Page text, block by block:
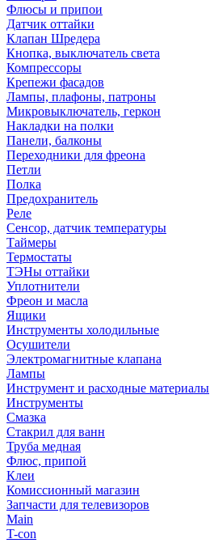
Флюсы и припои
Датчик оттайки
Клапан Шредера
Кнопка, выключатель света
Компрессоры
Крепежи фасадов
Лампы, плафоны, патроны
Микровыключатель, геркон
Накладки на полки
Панели, балконы
Переходники для фреона
Петли
Полка
Предохранитель
Реле
Сенсор, датчик температуры
Таймеры
Термостаты
ТЭНы оттайки
Уплотнители
Фреон и масла
Ящики
Инструменты холодильные
Осушители
Электромагнитные клапана
Лампы
Инструмент и расходные материалы
Инструменты
Смазка
Стакрил для ванн
Труба медная
Флюс, припой
Клеи
Комиссионный магазин
Запчасти для телевизоров
Main
T-con